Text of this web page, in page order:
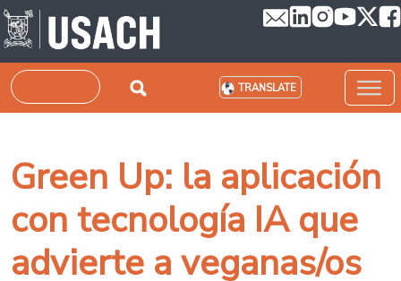
Skip to main content
Search TRANSLATE
Green Up: la aplicación
con tecnología IA que
advierte a veganas/os